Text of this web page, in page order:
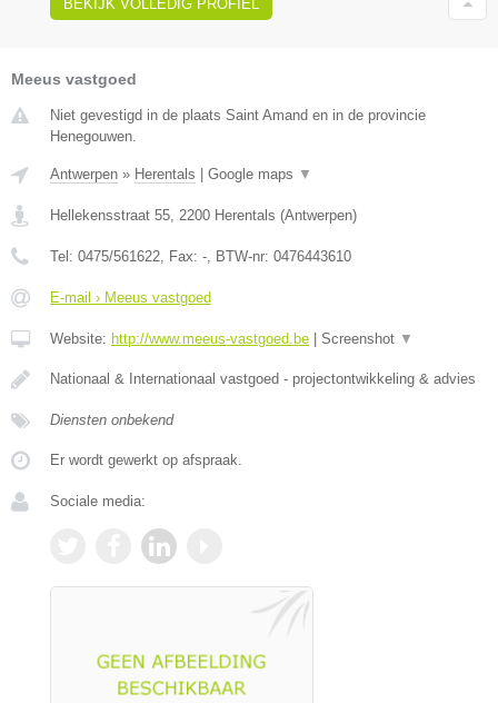
BEKIJK VOLLEDIG PROFIEL
Meeus vastgoed
Niet gevestigd in de plaats Saint Amand en in de provincie
Henegouwen.
Antwerpen » Herentals Google maps ▼
Hellekensstraat 55, 2200 Herentals (Antwerpen)
Tel: 0475/561622, Fax: -, BTW-nr: 0476443610
E-mail › Meeus vastgoed
Website: http://www.meeus-vastgoed.be Screenshot ▼
Nationaal & Internationaal vastgoed - projectontwikkeling & advies
Diensten onbekend
Er wordt gewerkt op afspraak.
Sociale media: